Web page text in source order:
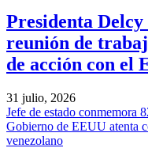
Presidenta
reunión de
de acción con el
31 julio, 2026
Jefe de estado conmemora
Gobierno de EEUU atenta
venezolano